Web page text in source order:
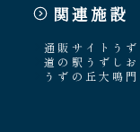
関連施設
通販サイトうず
道の駅うずしお
うずの丘大鳴